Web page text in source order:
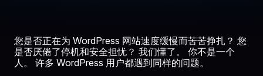
您是否正在为 WordPress 网站速度缓慢而苦苦挣扎？ 您
是否厌倦了停机和安全担忧？ 我们懂了。 你不是一个
人。 许多 WordPress 用户都遇到同样的问题。